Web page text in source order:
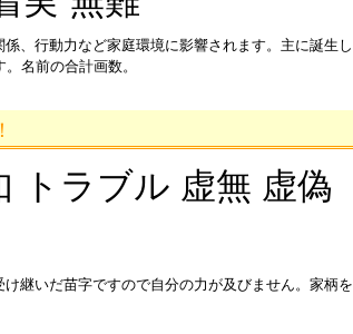
、行動力など家庭環境に影響されます。主に誕生し
名前の合計画数。
！
トラブル 虚無 虚偽
継いだ苗字ですので自分の力が及びません。家柄を